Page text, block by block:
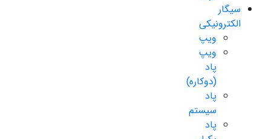
سیگار
الکترونیکی
ویپ
ویپ
پاد
(دوکاره)
پاد
سیستم
پاد